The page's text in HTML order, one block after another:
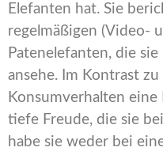
Elefanten hat. Sie
regelmäßigen (Video-
Patenelefanten, die
ansehe. Im Kontrast
Konsumverhalten
tiefe Freude, die sie
habe sie weder bei